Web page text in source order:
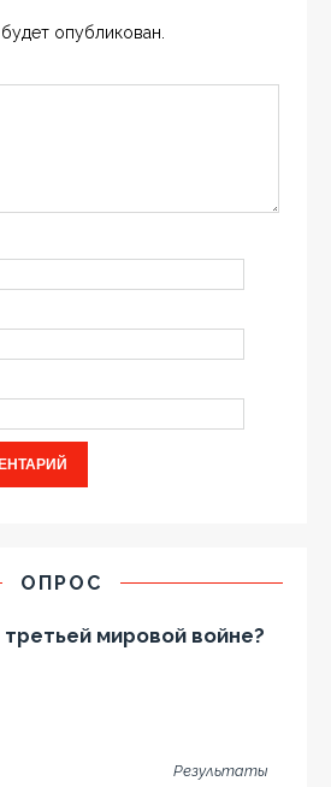
опубликован.
ОПРОС
мировой войне?
Результаты